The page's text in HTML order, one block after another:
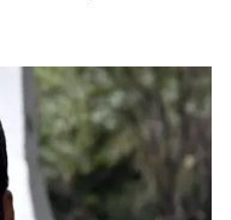
শুরুতে কিছুটা
থেকেই পরিস্থিতি
রাশিতে দশম ঘরে
আসবে।